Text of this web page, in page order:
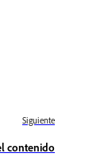
Siguiente
contenido